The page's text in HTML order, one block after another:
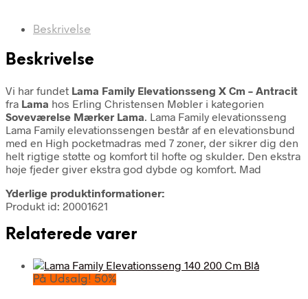
Beskrivelse
Beskrivelse
Vi har fundet Lama Family Elevationsseng X Cm – Antracit
fra Lama hos Erling Christensen Møbler i kategorien
Soveværelse Mærker Lama. Lama Family elevationsseng
Lama Family elevationssengen består af en elevationsbund
med en High pocketmadras med 7 zoner, der sikrer dig den
helt rigtige støtte og komfort til hofte og skulder. Den ekstra
høje fjeder giver ekstra god dybde og komfort. Mad
Yderlige produktinformationer:
Produkt id: 20001621
Relaterede varer
På Udsalg! 50%